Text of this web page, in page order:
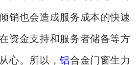
销也会造成服务成本的快速
资金支持和服务者储备等方
心。所以，铝合金门窗生力